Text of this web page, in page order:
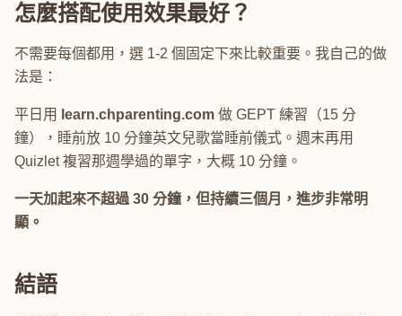
怎麼搭配使用效果最好？
不需要每個都用，選 1-2 個固定下來比較重要。我自己的做
法是：
平日用 learn.chparenting.com 做 GEPT 練習（15 分
鐘），睡前放 10 分鐘英文兒歌當睡前儀式。週末再用
Quizlet 複習那週學過的單字，大概 10 分鐘。
一天加起來不超過 30 分鐘，但持續三個月，進步非常明
顯。
結語